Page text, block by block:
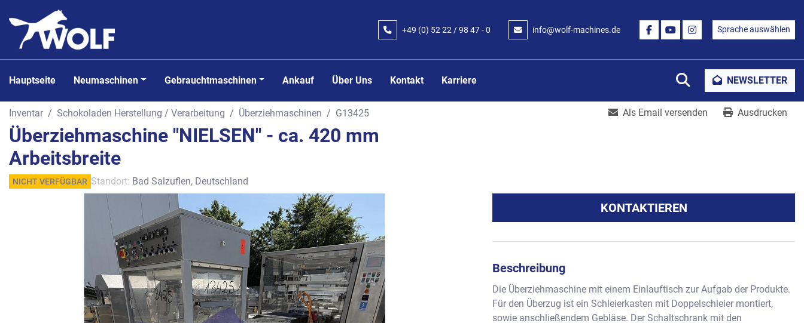
+49 (0) 52 22 / 98 47 - 0 info@wolf-machines.de
FACEBOOK
YOUTUBEINSTAGRAM
Sprache auswählen
Hauptseite Neumaschinen Gebrauchtmaschinen Ankauf Über Uns Kontakt Karriere SucheNEWSLETTER
Inventar Schokoladen Herstellung / Verarbeitung Überziehmaschinen G13425 Als Email versenden Ausdrucken
Überziehmaschine "NIELSEN" - ca. 420 mm
Arbeitsbreite
NICHT VERFÜGBAR Standort: Bad Salzuflen, Deutschland
KONTAKTIEREN
Beschreibung
Die Überziehmaschine mit einem Einlauftisch zur Aufgab der Produkte.
Für den Überzug ist ein Schleierkasten mit Doppelschleier montiert,
sowie anschließendem Gebläse. Der Schaltschrank mit den